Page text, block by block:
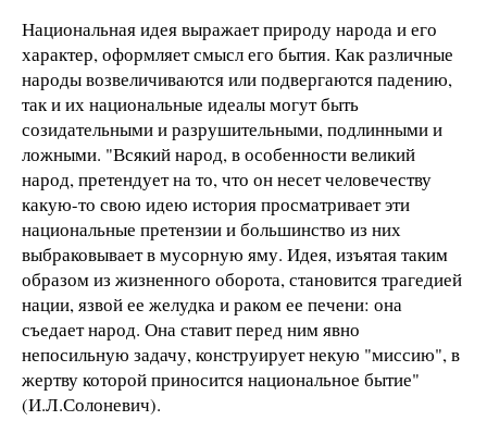
Национальная идея выражает природу народа и его
характер, оформляет смысл его бытия. Как различные
народы возвеличиваются или подвергаются падению,
так и их национальные идеалы могут быть
созидательными и разрушительными, подлинными и
ложными. "Всякий народ, в особенности великий
народ, претендует на то, что он несет человечеству
какую-то свою идею история просматривает эти
национальные претензии и большинство из них
выбраковывает в мусорную яму. Идея, изъятая таким
образом из жизненного оборота, становится трагедией
нации, язвой ее желудка и раком ее печени: она
съедает народ. Она ставит перед ним явно
непосильную задачу, конструирует некую "миссию", в
жертву которой приносится национальное бытие"
(И.Л.Солоневич).